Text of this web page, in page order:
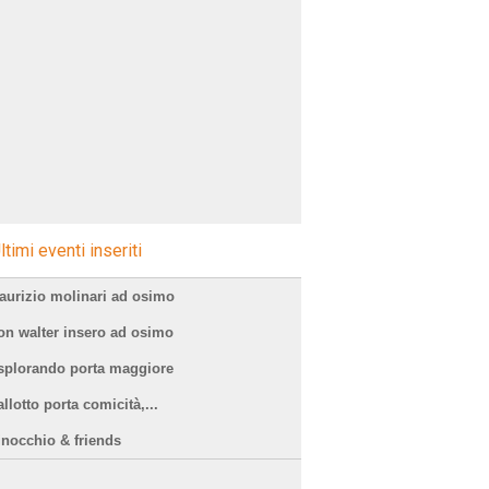
eventi inseriti
molinari ad osimo
walter insero ad osimo
porta maggiore
porta comicità,...
& friends